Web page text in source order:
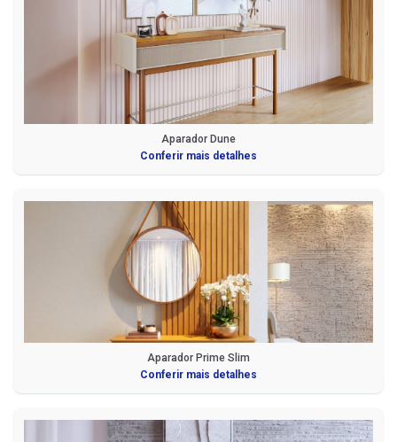
Aparador Dune
Conferir mais detalhes
Aparador Prime Slim
Conferir mais detalhes